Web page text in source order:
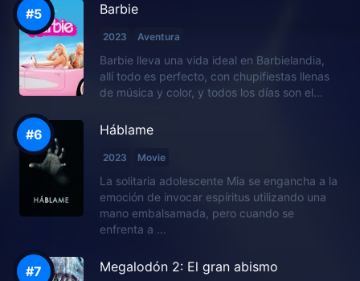
Barbie
2023 Aventura
Barbie lleva una vida ideal en Barbielandia,
allí todo es perfecto, con chupifiestas llenas
de música y color, y todos los días son el...
Háblame
2023 Movie
La solitaria adolescente Mia se engancha a la
emoción de invocar espíritus utilizando una
mano embalsamada, pero cuando se
enfrenta a ...
Megalodón 2: El gran abismo